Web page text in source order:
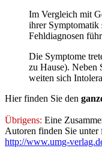
Im Vergleich mit
ihrer Symptomatik
Fehldiagnosen
Die Symptome
zu Hause). Neben
weiten sich
Hier finden Sie den
Übrigens: Eine
Autoren finden Sie
http://www.umg-